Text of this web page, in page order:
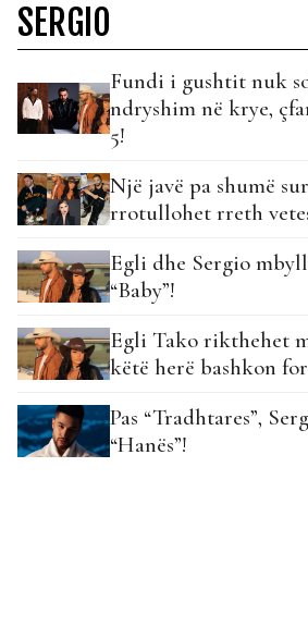
SERGIO
Fundi i gushtit nuk
ndryshim në krye,
5!
Një javë pa shumë
rrotullohet rreth
Egli dhe Sergio
“Baby”!
Egli Tako rikthehet
këtë herë bashkon
Pas “Tradhtares”,
“Hanës”!